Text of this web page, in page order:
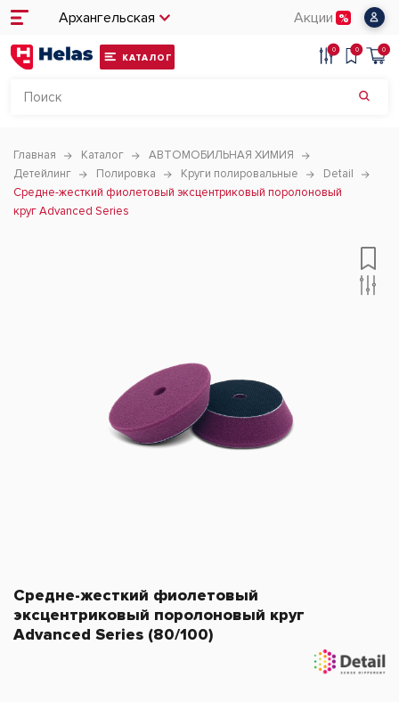
Архангельская Акции
КАТАЛОГ
0 0 0
Главная Каталог
АВТОМОБИЛЬНАЯ ХИМИЯ
Детейлинг
Полировка Круги полировальные
Detail
Средне-жесткий фиолетовый эксцентриковый поролоновый
круг Advanced Series
Средне-жесткий фиолетовый
эксцентриковый поролоновый круг
Advanced Series (80/100)